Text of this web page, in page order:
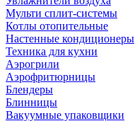
Мульти сплит-системы
Котлы отопительные
Настенные кондиционеры
Техника для кухни
Аэрогрили
Аэрофритюрницы
Блендеры
Блинницы
Вакуумные упаковщики